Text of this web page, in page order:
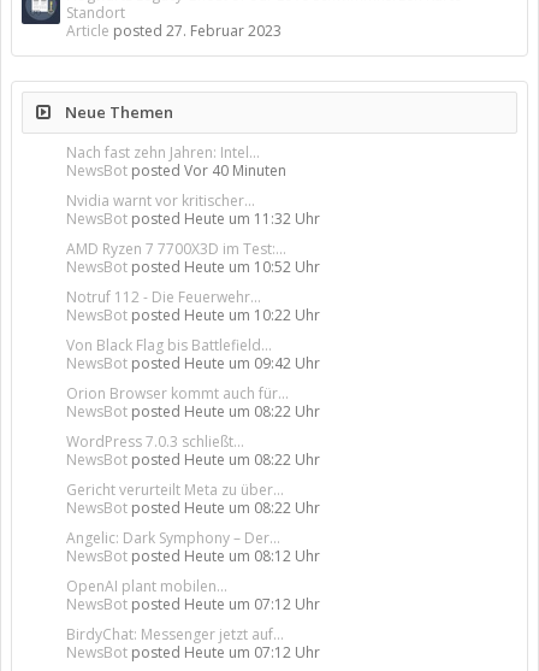
Standort
Article posted 27. Februar 2023
Neue Themen
Nach fast zehn Jahren: Intel...
NewsBot posted Vor 40 Minuten
Nvidia warnt vor kritischer...
NewsBot posted Heute um 11:32 Uhr
AMD Ryzen 7 7700X3D im Test:...
NewsBot posted Heute um 10:52 Uhr
Notruf 112 - Die Feuerwehr...
NewsBot posted Heute um 10:22 Uhr
Von Black Flag bis Battlefield...
NewsBot posted Heute um 09:42 Uhr
Orion Browser kommt auch für...
NewsBot posted Heute um 08:22 Uhr
WordPress 7.0.3 schließt...
NewsBot posted Heute um 08:22 Uhr
Gericht verurteilt Meta zu über...
NewsBot posted Heute um 08:22 Uhr
Angelic: Dark Symphony – Der...
NewsBot posted Heute um 08:12 Uhr
OpenAI plant mobilen...
NewsBot posted Heute um 07:12 Uhr
BirdyChat: Messenger jetzt auf...
NewsBot posted Heute um 07:12 Uhr